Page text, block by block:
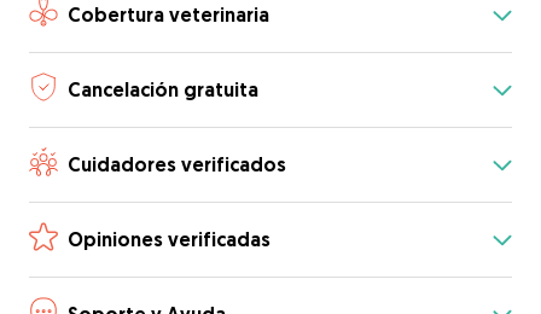
Cobertura veterinaria
Cancelación gratuita
Cuidadores verificados
Opiniones verificadas